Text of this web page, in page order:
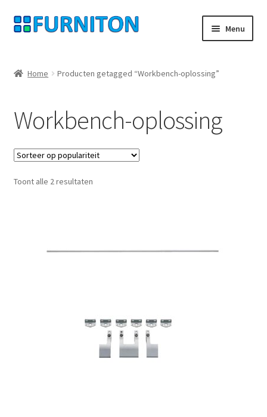
Ga
door
navigatie
Ga
naar
inhoud
Menu
Gegevensbescherming
Herroepingsrecht
Neem contact op met
Home Producten getagged “Workbench-oplossing”
Workbench-oplossing
Toont alle 2 resultatenGesorteerd